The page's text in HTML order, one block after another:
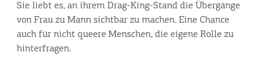
Sie liebt es, an ihrem Drag-King-Stand die Übergänge
von Frau zu Mann sichtbar zu machen. Eine Chance
auch für nicht queere Menschen, die eigene Rolle zu
hinterfragen.